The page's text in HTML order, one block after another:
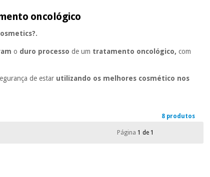
oncológico
o duro processo de um tratamento oncológico,com
de estar utilizando os melhores cosmético nos
8 produtos
Página 1 de 1